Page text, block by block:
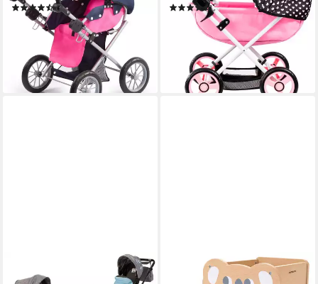
(37)
ab 51,32 € UVP109,99 €
lieferbar - in 2-3 Werktagen bei dir
(5)
ab 44,36 € UVP 89,99 €
lieferbar - in 2-3 Werktagen bei dir
+2